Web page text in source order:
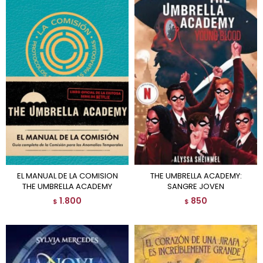
EL MANUAL DE LA COMISION
THE UMBRELLA ACADEMY
$ 1.800
THE UMBRELLA ACADEMY:
SANGRE JOVEN
$ 850